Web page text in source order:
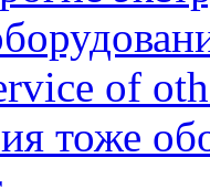
of
тоже